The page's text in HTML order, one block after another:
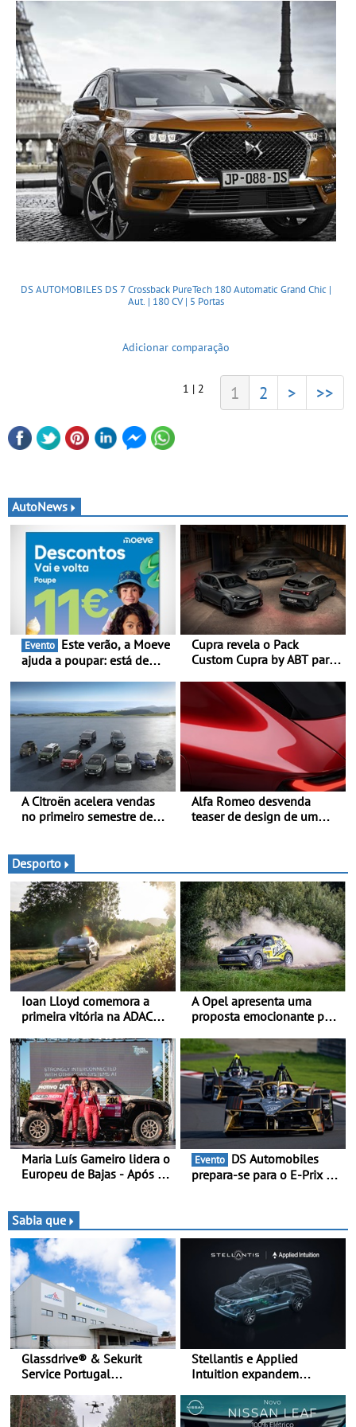
DS AUTOMOBILES DS 7 Crossback PureTech 180 Automatic Grand Chic |
Aut. | 180 CV | 5 Portas
Adicionar comparação
1 | 2 1 2 > >>
AutoNews
Evento
ajuda a poupar: está de
Volta” com descontos de
até 11€
Cupra revela o Pack
Custom Cupra by ABT para
Red Bull Ring
A Citroën acelera vendas
no primeiro semestre de
confirmada
Alfa Romeo desvenda
teaser de design de um
trimestre de 2027
Desporto
Ioan Lloyd comemora a
primeira vitória na ADAC
Schönborn é a segunda
mulher a subir ao pódio na
Rally Cup
A Opel apresenta uma
proposta emocionante para
Novo automóvel de
competição, um calendário
apelativo e uma equipa
júnior competitiva
Maria Luís Gameiro lidera o
Europeu de Bajas - Após a
Evento
prepara-se para o E-Prix de
no campeonato
Sabia que
Glassdrive® & Sekurit
Service Portugal
Vila Nova de Gaia e
melhoram resposta ao
Stellantis e Applied
Intuition expandem
Brain - Para avançar no
software de veículos e